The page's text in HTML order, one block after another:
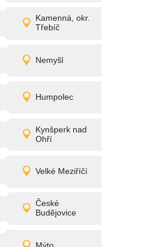
Kamenná, okr.
Třebíč
Detail
promítání
Nemyšl
Detail
promítání
Humpolec
Detail
promítání
Kynšperk nad
Ohří
Detail
promítání
Velké Meziříčí
Detail
promítání
České
Budějovice
Detail
promítání
promítání